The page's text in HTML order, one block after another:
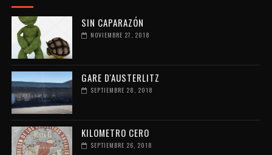
SIN CAPARAZÓN
NOVIEMBRE 27, 2018
GARE D'AUSTERLITZ
SEPTIEMBRE 28, 2018
KILOMETRO CERO
SEPTIEMBRE 26, 2018